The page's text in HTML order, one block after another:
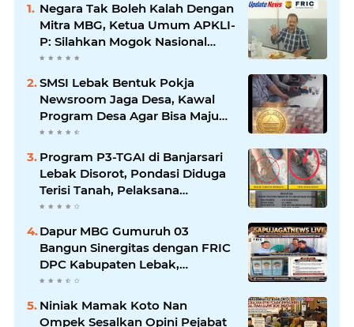
Negara Tak Boleh Kalah Dengan
Mitra MBG, Ketua Umum APKLI-
P: Silahkan Mogok Nasional
Ganti Kantin Sekolah
SMSI Lebak Bentuk Pokja
Newsroom Jaga Desa, Kawal
Program Desa Agar Bisa Maju
dan Mandiri
Program P3-TGAI di Banjarsari
Lebak Disorot, Pondasi Diduga
Terisi Tanah, Pelaksana
Terancam Sanksi Berat Hingga
Dapur MBG Gumuruh 03
Bangun Sinergitas dengan FRIC
DPC Kabupaten Lebak,
Komitmen Jalankan SOP BGN
Pusat
Niniak Mamak Koto Nan
Ompek Sesalkan Opini Pejabat